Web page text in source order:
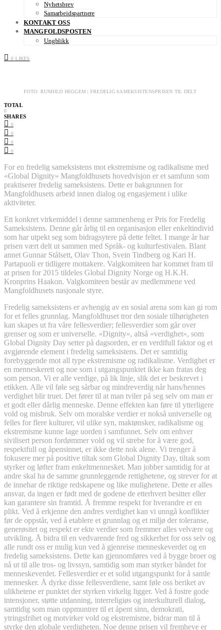
Nyhetsbrev
Samarbeidspartnere
KONTAKT OSS
MANGFOLDSPOSTEN
Ungblikk
0 LIKES
FOTO: RUNHILD HEGGEM | FREDELIG SAMEKSISTENSPRISEN TIL DELT
TOTAL
0
SHARES
0
0
0
0
For en fredelig sameksistens mot ekstremisme og radikalisme med
«Global Dignity» Mangfoldhusets hovedvisjon er et samfunn som
praktiserer fredelig sameksistens. Dette er bakgrunnen for
Mangfoldhusets arbeid innen dialog og engasjement i ulike
aktiviteter.
Ett konkret virkemiddel i denne sammenheng er Pris for Fredelig
Sameksistens. Denne går årlig til en organisasjon eller enkeltindivid
som har utpekt seg som bidragsytere på dette feltet. I mange år har
prisen vært delt ut sammen med Språk- og kulturfestivalen. Blant
annet Gunnar Stålsett, Olav Thon, Svein Tindberg og Kari H.
Partapuoli er tidligere mottakere. Valgkomiteen har kommet fram til
at prisen for 2015 tildeles Global Dignity Norge og H.K.H.
Kronprins Haakon. Valgkomiteen består av medlemmene ved
Mangfoldhusets nasjonale styre.
Fredelig sameksistens er avhengig av en sosial arena som kan gi rom
for et felles grunnlag. Mangfoldhuset tror den sosiale tilhørigheten
kan skapes ut fra våre fellesverdier; fellesverdier som går over
grenser og som er universelle. «Dignity», altså «verdighet», som
Global Dignity Day setter på dagsorden, er en verdifull faktor og et
avgjørende element i fredelig sameksistens. Det er samtidig
forebyggende mot all type ekstremisme og radikalisme. Verdighet er
en menneskerett og noe som i utgangspunktet ikke kan fratas deg
som person. Vi er alle verdige, på lik linje, slik det er beskrevet i
etikken. Alle vil føle seg sårbar og mindreverdig når hans/hennes
verdighet blir truet. Det fører til at man tviler på seg selv om man er
et godt eller dårlig menneske. Denne effekten kan føre til ytterligere
vold og misbruk. Selv om moralske verdier er nokså universelle og
felles for flere kulturer, vil ulike syn, maktønsker, radikalisme og
ekstremisme kunne lage uorden i samfunnet. Selv om enhver
sivilisert person fordømmer vold og vil strebe for å være god,
respektfull og åpensinnet, er ikke dette nok alene. Vi trenger å
fokusere mer på positive tiltak som Global Dignity Day, tiltak som
styrker og løfter fram enkeltmennesket. Man jobber samtidig for at
andre skal ha de samme grunnleggende rettighetene, og strever for at
de innehar de riktige redskapene og like mulighetene. Dette er alles
ansvar, da ingen er født med de godene de etterhvert besitter eller
kan garantere sin framtid. Å fremme respekt for hverandre er en
plikt. Ved å erkjenne den andres verdighet kan vi unngå konflikter
før de oppstår, ved å etablere et grunnlag og et miljø der toleranse,
generøsitet og respekt er ekte verdier som fremmer alles velvære og
utvikling. Å bidra til en vedvarende fred og sikkerhet for oss selv og
alle rundt oss er mulig kun ved å gjenreise menneskeverdet og en
fredelig sameksistens. Dette kan gjennomføres ved å bygge broer og
nå ut til alle tros- og livssyn, samtidig som man styrker båndet for
menneskeverdet. Fellesverdier er et solid utgangspunkt for å samle
mennesker. Å dyrke disse fellesverdiene, samt føle oss beriket av
ulikhetene er punktet der styrken virkelig ligger. Ved å fostre gode
intensjoner, støtte utdanning, interreligiøs og interkulturell dialog,
samtidig som man oppmuntrer til et åpent sinn, demokrati,
ytringsfrihet og motvirker vold og ekstremisme, bidrar man til å
styrke den globale verdigheten. Noe denne prisen vil fremheve er